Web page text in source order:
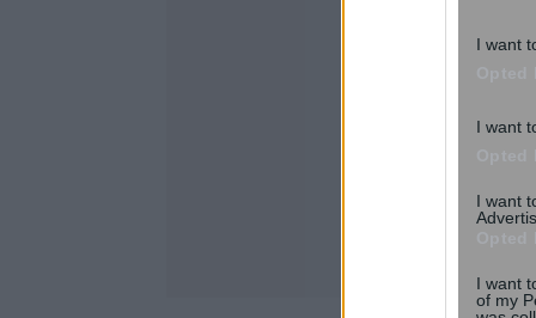
I want
I want
I want
I want
of my